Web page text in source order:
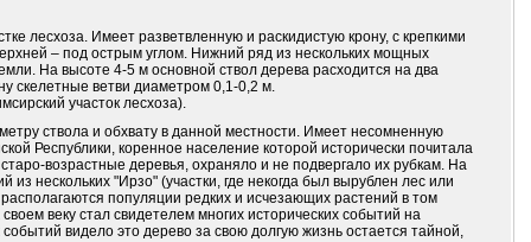
лесхоза. Имеет разветвленную и раскидистую крону, с крепкими
– под острым углом. Нижний ряд из нескольких мощных
На высоте 4-5 м основной ствол дерева расходится на два
скелетные ветви диаметром 0,1-0,2 м.
участок лесхоза).
ствола и обхвату в данной местности. Имеет несомненную
Республики, коренное население которой исторически почитала
возрастные деревья, охраняло и не подвергало их рубкам. На
нескольких "Ирзо" (участки, где некогда был вырублен лес или
популяции редких и исчезающих растений в том
веку стал свидетелем многих исторических событий на
видело это дерево за свою долгую жизнь остается тайной,